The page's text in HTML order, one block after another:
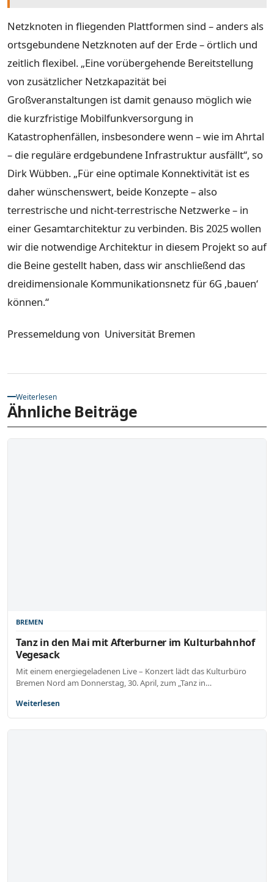
Netzknoten in fliegenden Plattformen sind – anders als
ortsgebundene Netzknoten auf der Erde – örtlich und
zeitlich flexibel. „Eine vorübergehende Bereitstellung
von zusätzlicher Netzkapazität bei
Großveranstaltungen ist damit genauso möglich wie
die kurzfristige Mobilfunkversorgung in
Katastrophenfällen, insbesondere wenn – wie im Ahrtal
– die reguläre erdgebundene Infrastruktur ausfällt“, so
Dirk Wübben. „Für eine optimale Konnektivität ist es
daher wünschenswert, beide Konzepte – also
terrestrische und nicht-terrestrische Netzwerke – in
einer Gesamtarchitektur zu verbinden. Bis 2025 wollen
wir die notwendige Architektur in diesem Projekt so auf
die Beine gestellt haben, dass wir anschließend das
dreidimensionale Kommunikationsnetz für 6G ‚bauen‘
können.“
Pressemeldung von Universität Bremen
Weiterlesen
Ähnliche Beiträge
BREMEN
Tanz in den Mai mit Afterburner im Kulturbahnhof
Vegesack
Mit einem energiegeladenen Live – Konzert lädt das Kulturbüro
Bremen Nord am Donnerstag, 30. April, zum „Tanz in…
Weiterlesen